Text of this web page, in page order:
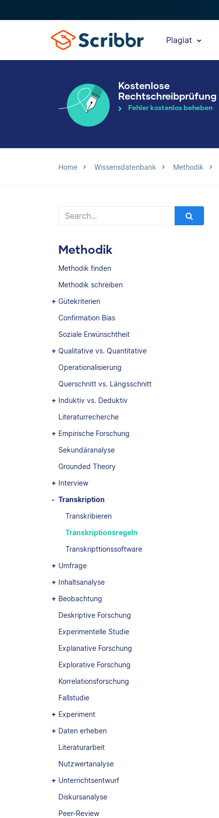
Plagiat
Kostenlose
Rechtschreibprüfung
Fehler kostenlos beheben
Home Wissensdatenbank Methodik
Methodik
Methodik finden
Methodik schreiben
Gütekriterien
Confirmation Bias
Soziale Erwünschtheit
Qualitative vs. Quantitative
Operationalisierung
Querschnitt vs. Längsschnitt
Induktiv vs. Deduktiv
Literaturrecherche
Empirische Forschung
Sekundäranalyse
Grounded Theory
Interview
Transkription
Transkribieren
Transkriptionsregeln
Transkripttionssoftware
Umfrage
Inhaltsanalyse
Beobachtung
Deskriptive Forschung
Experimentelle Studie
Explanative Forschung
Explorative Forschung
Korrelationsforschung
Fallstudie
Experiment
Daten erheben
Literaturarbeit
Nutzwertanalyse
Unterrichtsentwurf
Diskursanalyse
Peer-Review